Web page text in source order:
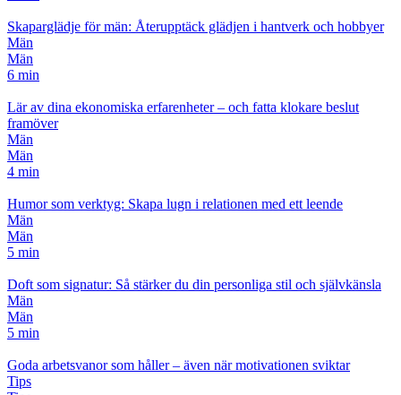
Skaparglädje för män: Återupptäck glädjen i hantverk och hobbyer
Män
Män
6 min
Lär av dina ekonomiska erfarenheter – och fatta klokare beslut
framöver
Män
Män
4 min
Humor som verktyg: Skapa lugn i relationen med ett leende
Män
Män
5 min
Doft som signatur: Så stärker du din personliga stil och självkänsla
Män
Män
5 min
Goda arbetsvanor som håller – även när motivationen sviktar
Tips